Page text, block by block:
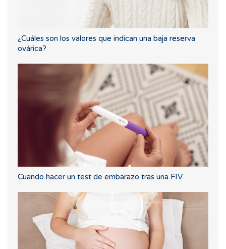
¿Cuáles son los valores que indican una baja reserva
ovárica?
Cuando hacer un test de embarazo tras una FIV